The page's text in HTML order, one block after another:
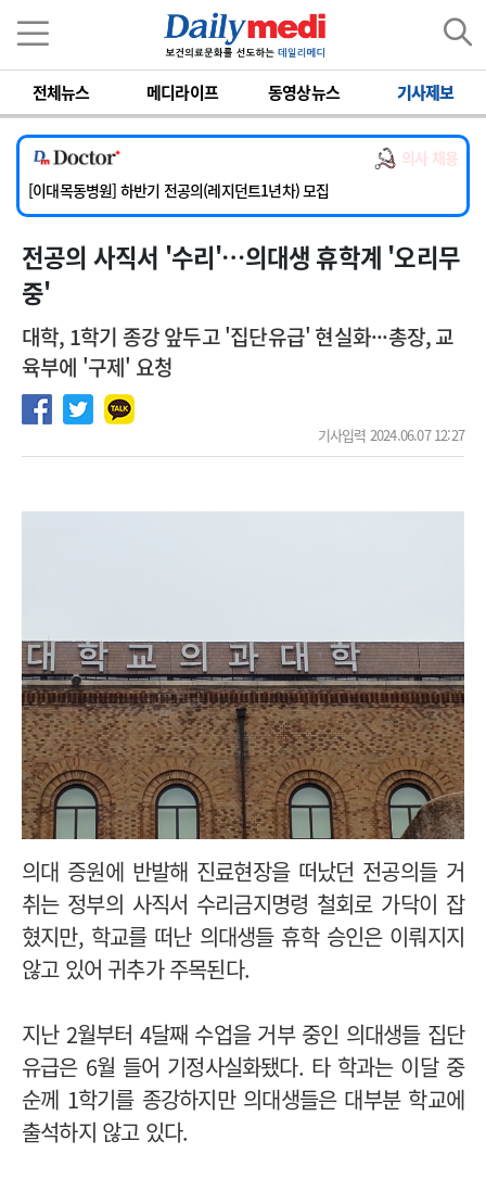
전체뉴스 메디라이프 동영상뉴스 기사제보
의사 채용
[서울아산병원] 2026년 하반기 인턴 모집
[영남대학교의료원] 마취통증의학과 임기제 임상의사 채용
[충남대학교병원] 소아청소년과(소아응급전담) 계약직 의사 공개채용
[동부병원] 계약직(응급의학과 전문의) 직원모집
[이대목동병원] 하반기 전공의(레지던트1년차) 모집
[서울아산병원] 2026년 하반기 인턴 모집
[영남대학교의료원] 마취통증의학과 임기제 임상의사 채용
전공의 사직서 '수리'…의대생 휴학계 '오리무
중'
대학, 1학기 종강 앞두고 '집단유급' 현실화···총장, 교
육부에 '구제' 요청
기사입력 2024.06.07 12:27
의대 증원에 반발해 진료현장을 떠났던 전공의들 거
취는 정부의 사직서 수리금지명령 철회로 가닥이 잡
혔지만, 학교를 떠난 의대생들 휴학 승인은 이뤄지지
않고 있어 귀추가 주목된다.
지난 2월부터 4달째 수업을 거부 중인 의대생들 집단
유급은 6월 들어 기정사실화됐다. 타 학과는 이달 중
순께 1학기를 종강하지만 의대생들은 대부분 학교에
출석하지 않고 있다.